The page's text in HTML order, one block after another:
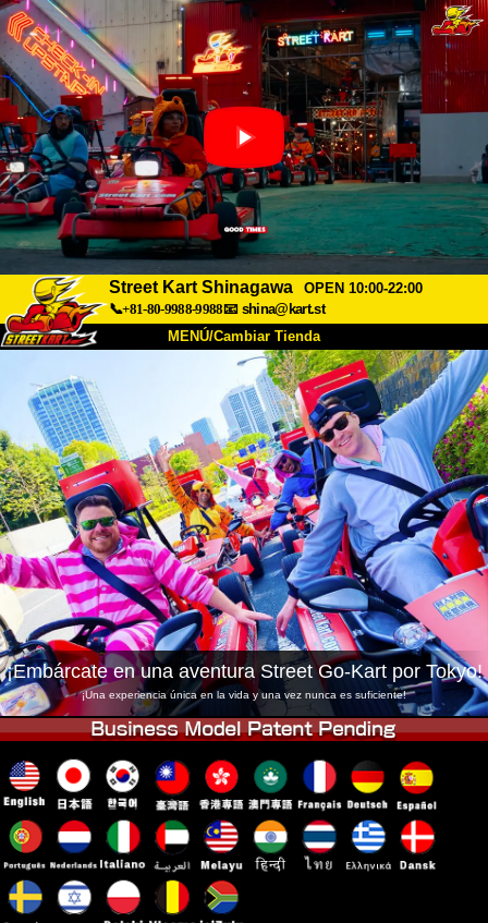
Street Kart Shinagawa
OPEN 10:00-22:00
📞+81-80-9988-9988📧 shina@kart.st
MENÚ/Cambiar Tienda
INICIO
Acerca de Especificaciones Precios
Acceso Testimonios Preguntas Frecuentes
Empresa Reservas
Cambiar Tienda
Tokyo Shinagawa Tokyo Akihabara#1
Tokyo Akihabara#2 Tokyo Shibuya
Tokyo Shibuya Annex Tokyo Bay
Tokyo Asakusa Osaka
Okinawa
¡Embárcate en una aventura Street Go-Kart por Tokyo!
¡Una experiencia única en la vida y una vez nunca es suficiente!